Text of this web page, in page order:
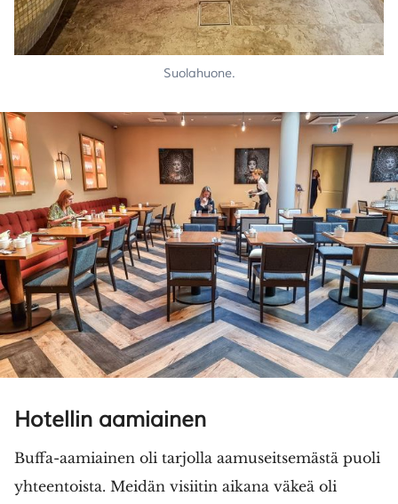
Suolahuone.
Hotellin aamiainen
Buffa-aamiainen oli tarjolla aamuseitsemästä puoli
yhteentoista. Meidän visiitin aikana väkeä oli